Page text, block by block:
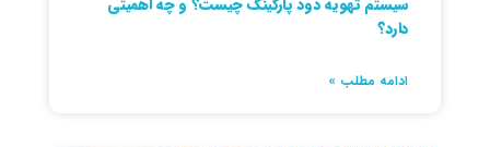
دارد؟
ادامه مطلب »